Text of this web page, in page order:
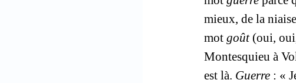
mieux, de la
mot goût(oui,
Montesquieu à
est là. Guerre : «